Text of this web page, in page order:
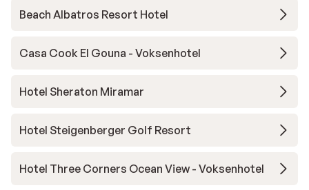
Beach Albatros Resort Hotel
Casa Cook El Gouna - Voksenhotel
Hotel Sheraton Miramar
Hotel Steigenberger Golf Resort
Hotel Three Corners Ocean View - Voksenhotel